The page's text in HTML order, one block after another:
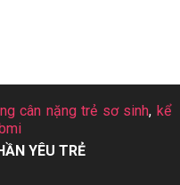
cân nặng trẻ sơ sinh,kể
YÊU TRẺ